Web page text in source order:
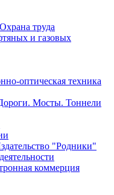
труда
и газовых
оптическая техника
Мосты. Тоннели
"Родники"
коммерция